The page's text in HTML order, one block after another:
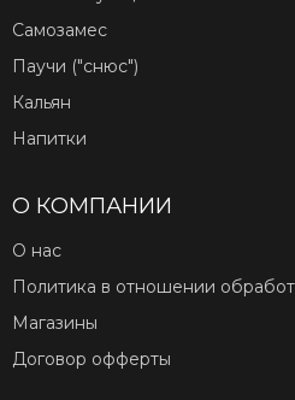
Самозамес
Паучи ("снюс")
Кальян
Напитки
О КОМПАНИИ
О нас
Политика в отношении
Магазины
Договор офферты